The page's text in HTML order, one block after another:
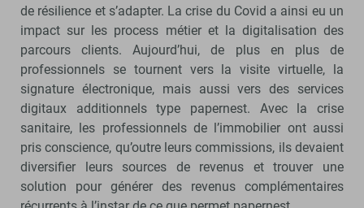
de résilience et s’adapter. La crise du Covid a ainsi eu un
impact sur les process métier et la digitalisation des
parcours clients. Aujourd’hui, de plus en plus de
professionnels se tournent vers la visite virtuelle, la
signature électronique, mais aussi vers des services
digitaux additionnels type papernest. Avec la crise
sanitaire, les professionnels de l’immobilier ont aussi
pris conscience, qu’outre leurs commissions, ils devaient
diversifier leurs sources de revenus et trouver une
solution pour générer des revenus complémentaires